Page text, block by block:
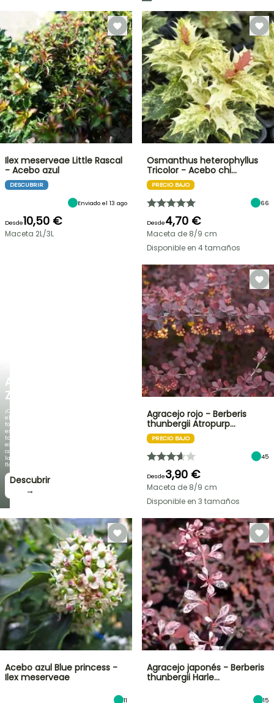
AGAPANTHUS
ZAMBEZI
¡Cuando
el
follaje
es
tan
espectacular
como
la
floración!
Descubrir
→
Ilex meserveae Little Rascal
- Acebo azul
DESCUBRIR
Enviado el 13 ago
Desde10,50 €
Maceta 2L/3L
Osmanthus heterophyllus
Tricolor - Acebo chi…
PRECIO BAJO
66
Desde4,70 €
Maceta de 8/9 cm
Disponible en 4 tamaños
Agracejo rojo - Berberis
thunbergii Atropurp…
PRECIO BAJO
45
Desde3,90 €
Maceta de 8/9 cm
Disponible en 3 tamaños
Acebo azul Blue princess -
Ilex meserveae
11
Agracejo japonés - Berberis
thunbergii Harle…
15